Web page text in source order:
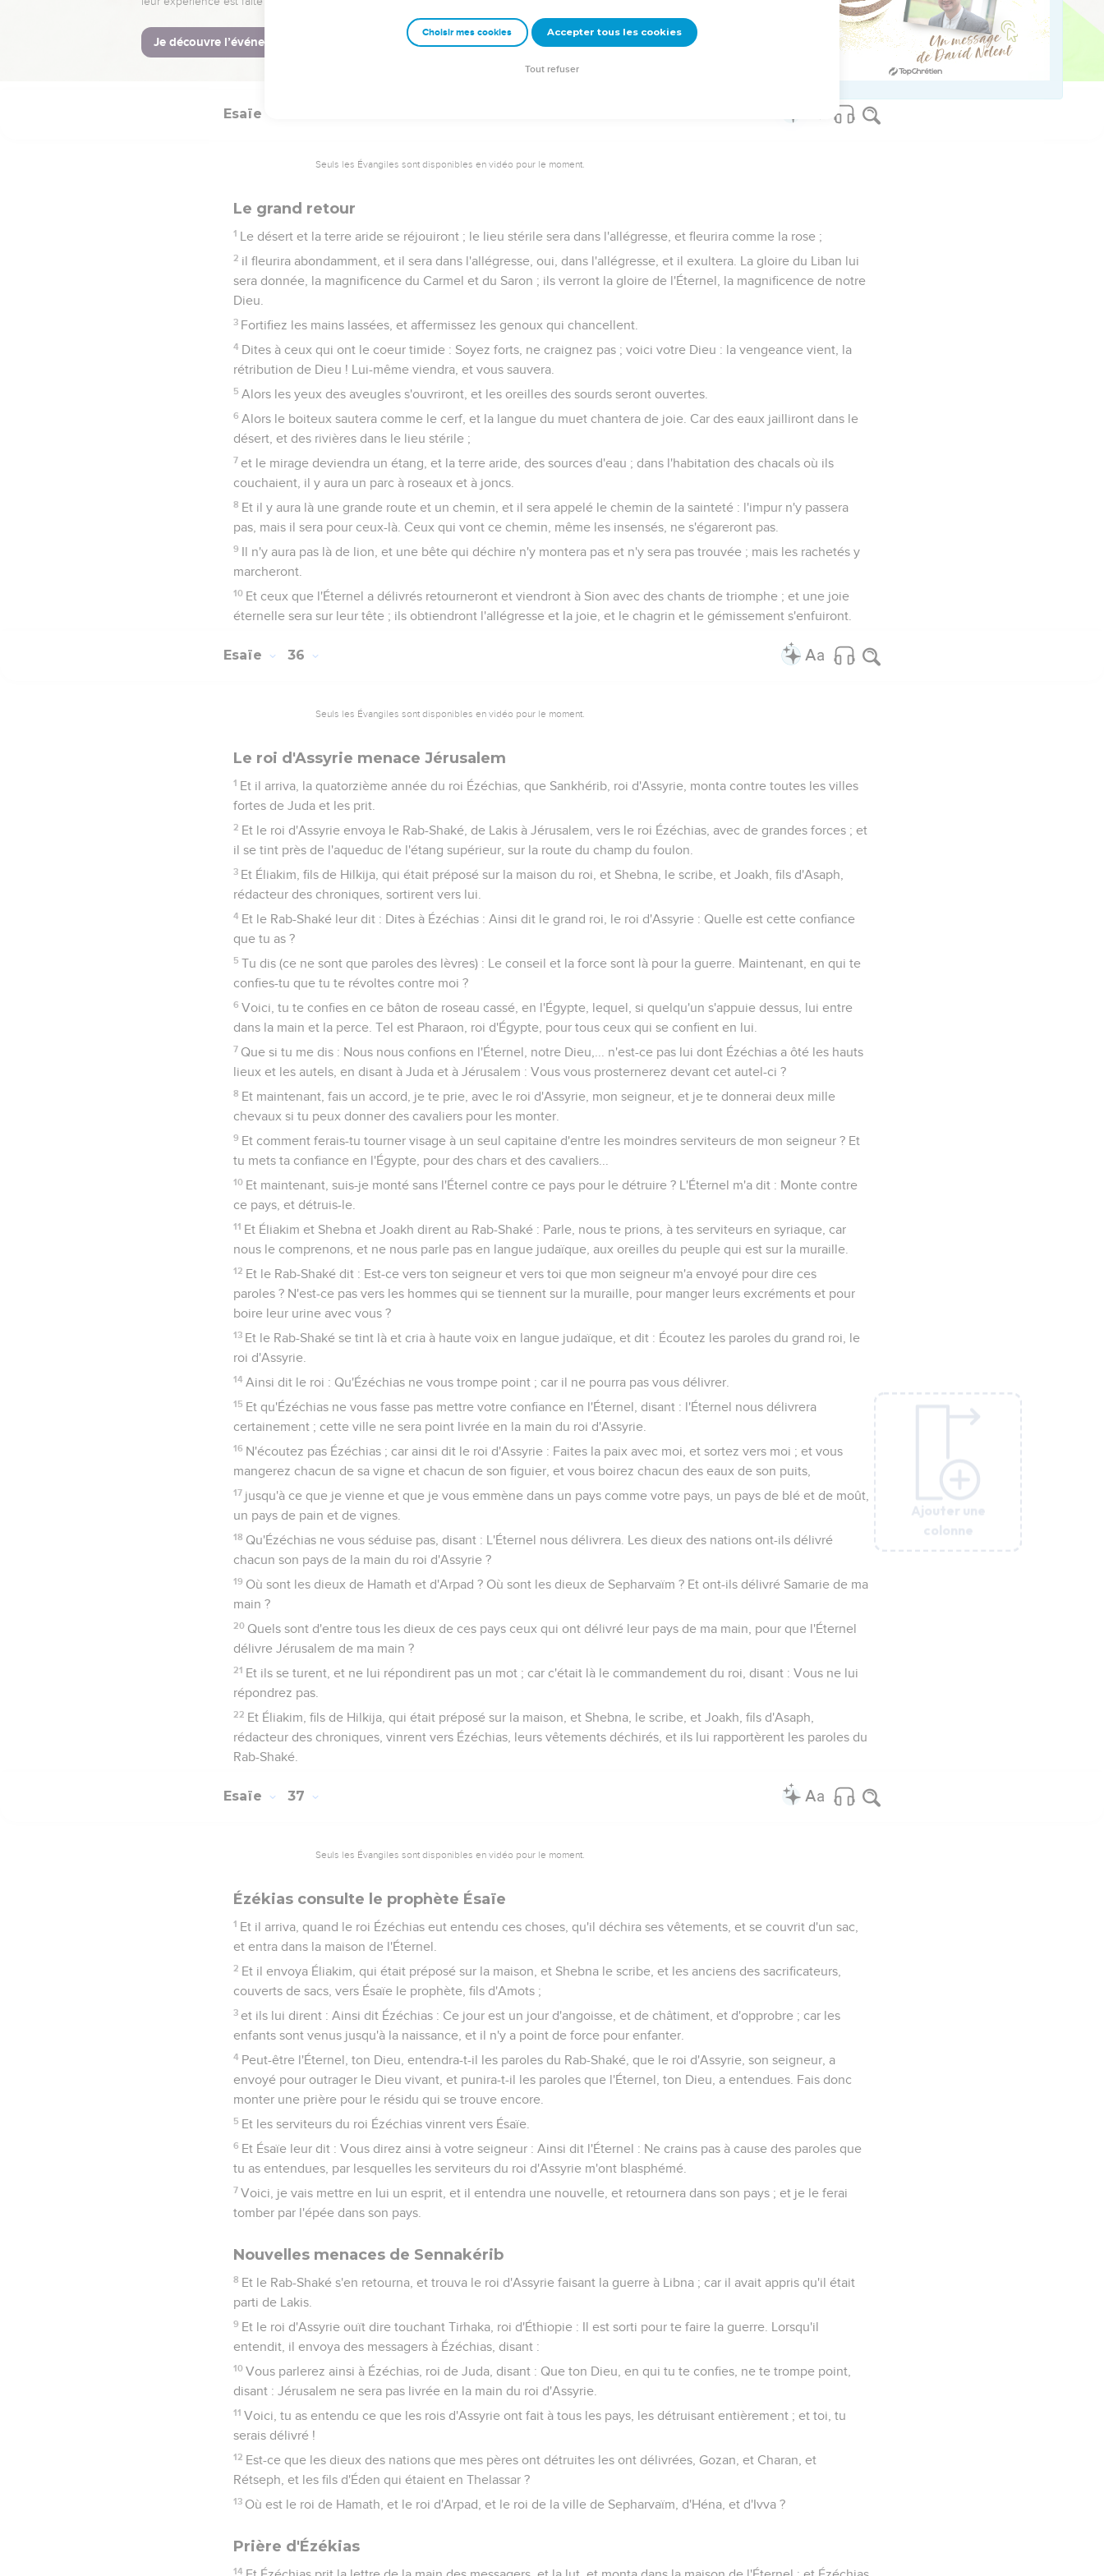
ma bouche l'a commandé, et mon Esprit les a rassemblés.
17 Et Lui a jeté le sort pour eux, et sa main leur a partagé le pays au cordeau : ils le posséderont pour toujours ;
Ajouter une
colonne
Esaïe
Seuls les Évangiles sont disponibles en vidéo pour le moment.
Le grand retour
1 Le désert et la terre aride se réjouiront ; le lieu stérile sera dans l'allégresse, et fleurira comme la rose ;
2 il fleurira abondamment, et il sera dans l'allégresse, oui, dans l'allégresse, et il exultera. La gloire du Liban lui
sera donnée, la magnificence du Carmel et du Saron ; ils verront la gloire de l'Éternel, la magnificence de notre
Dieu.
3 Fortifiez les mains lassées, et affermissez les genoux qui chancellent.
4 Dites à ceux qui ont le coeur timide : Soyez forts, ne craignez pas ; voici votre Dieu : la vengeance vient, la
rétribution de Dieu ! Lui-même viendra, et vous sauvera.
5 Alors les yeux des aveugles s'ouvriront, et les oreilles des sourds seront ouvertes.
6 Alors le boiteux sautera comme le cerf, et la langue du muet chantera de joie. Car des eaux jailliront dans le
désert, et des rivières dans le lieu stérile ;
7 et le mirage deviendra un étang, et la terre aride, des sources d'eau ; dans l'habitation des chacals où ils
couchaient, il y aura un parc à roseaux et à joncs.
8 Et il y aura là une grande route et un chemin, et il sera appelé le chemin de la sainteté : l'impur n'y passera
pas, mais il sera pour ceux-là. Ceux qui vont ce chemin, même les insensés, ne s'égareront pas.
9 Il n'y aura pas là de lion, et une bête qui déchire n'y montera pas et n'y sera pas trouvée ; mais les rachetés y
marcheront.
10 Et ceux que l'Éternel a délivrés retourneront et viendront à Sion avec des chants de triomphe ; et une joie
éternelle sera sur leur tête ; ils obtiendront l'allégresse et la joie, et le chagrin et le gémissement s'enfuiront.
Ajouter une
colonne
Esaïe 36
Seuls les Évangiles sont disponibles en vidéo pour le moment.
Le roi d'Assyrie menace Jérusalem
1 Et il arriva, la quatorzième année du roi Ézéchias, que Sankhérib, roi d'Assyrie, monta contre toutes les villes
fortes de Juda et les prit.
2 Et le roi d'Assyrie envoya le Rab-Shaké, de Lakis à Jérusalem, vers le roi Ézéchias, avec de grandes forces ; et
il se tint près de l'aqueduc de l'étang supérieur, sur la route du champ du foulon.
3 Et Éliakim, fils de Hilkija, qui était préposé sur la maison du roi, et Shebna, le scribe, et Joakh, fils d'Asaph,
rédacteur des chroniques, sortirent vers lui.
4 Et le Rab-Shaké leur dit : Dites à Ézéchias : Ainsi dit le grand roi, le roi d'Assyrie : Quelle est cette confiance
que tu as ?
5 Tu dis (ce ne sont que paroles des lèvres) : Le conseil et la force sont là pour la guerre. Maintenant, en qui te
confies-tu que tu te révoltes contre moi ?
6 Voici, tu te confies en ce bâton de roseau cassé, en l'Égypte, lequel, si quelqu'un s'appuie dessus, lui entre
dans la main et la perce. Tel est Pharaon, roi d'Égypte, pour tous ceux qui se confient en lui.
7 Que si tu me dis : Nous nous confions en l'Éternel, notre Dieu,... n'est-ce pas lui dont Ézéchias a ôté les hauts
lieux et les autels, en disant à Juda et à Jérusalem : Vous vous prosternerez devant cet autel-ci ?
8 Et maintenant, fais un accord, je te prie, avec le roi d'Assyrie, mon seigneur, et je te donnerai deux mille
chevaux si tu peux donner des cavaliers pour les monter.
9 Et comment ferais-tu tourner visage à un seul capitaine d'entre les moindres serviteurs de mon seigneur ? Et
tu mets ta confiance en l'Égypte, pour des chars et des cavaliers...
10 Et maintenant, suis-je monté sans l'Éternel contre ce pays pour le détruire ? L'Éternel m'a dit : Monte contre
ce pays, et détruis-le.
11 Et Éliakim et Shebna et Joakh dirent au Rab-Shaké : Parle, nous te prions, à tes serviteurs en syriaque, car
nous le comprenons, et ne nous parle pas en langue judaïque, aux oreilles du peuple qui est sur la muraille.
12 Et le Rab-Shaké dit : Est-ce vers ton seigneur et vers toi que mon seigneur m'a envoyé pour dire ces
paroles ? N'est-ce pas vers les hommes qui se tiennent sur la muraille, pour manger leurs excréments et pour
boire leur urine avec vous ?
13 Et le Rab-Shaké se tint là et cria à haute voix en langue judaïque, et dit : Écoutez les paroles du grand roi, le
roi d'Assyrie.
14 Ainsi dit le roi : Qu'Ézéchias ne vous trompe point ; car il ne pourra pas vous délivrer.
15 Et qu'Ézéchias ne vous fasse pas mettre votre confiance en l'Éternel, disant : l'Éternel nous délivrera
certainement ; cette ville ne sera point livrée en la main du roi d'Assyrie.
16 N'écoutez pas Ézéchias ; car ainsi dit le roi d'Assyrie : Faites la paix avec moi, et sortez vers moi ; et vous
mangerez chacun de sa vigne et chacun de son figuier, et vous boirez chacun des eaux de son puits,
17 jusqu'à ce que je vienne et que je vous emmène dans un pays comme votre pays, un pays de blé et de moût,
un pays de pain et de vignes.
18 Qu'Ézéchias ne vous séduise pas, disant : L'Éternel nous délivrera. Les dieux des nations ont-ils délivré
chacun son pays de la main du roi d'Assyrie ?
19 Où sont les dieux de Hamath et d'Arpad ? Où sont les dieux de Sepharvaïm ? Et ont-ils délivré Samarie de ma
main ?
20 Quels sont d'entre tous les dieux de ces pays ceux qui ont délivré leur pays de ma main, pour que l'Éternel
délivre Jérusalem de ma main ?
21 Et ils se turent, et ne lui répondirent pas un mot ; car c'était là le commandement du roi, disant : Vous ne lui
répondrez pas.
22 Et Éliakim, fils de Hilkija, qui était préposé sur la maison, et Shebna, le scribe, et Joakh, fils d'Asaph,
rédacteur des chroniques, vinrent vers Ézéchias, leurs vêtements déchirés, et ils lui rapportèrent les paroles du
Rab-Shaké.
Ajouter une
colonne
Esaïe 37
Seuls les Évangiles sont disponibles en vidéo pour le moment.
Ézékias consulte le prophète Ésaïe
1 Et il arriva, quand le roi Ézéchias eut entendu ces choses, qu'il déchira ses vêtements, et se couvrit d'un sac,
et entra dans la maison de l'Éternel.
2 Et il envoya Éliakim, qui était préposé sur la maison, et Shebna le scribe, et les anciens des sacrificateurs,
couverts de sacs, vers Ésaïe le prophète, fils d'Amots ;
3 et ils lui dirent : Ainsi dit Ézéchias : Ce jour est un jour d'angoisse, et de châtiment, et d'opprobre ; car les
enfants sont venus jusqu'à la naissance, et il n'y a point de force pour enfanter.
4 Peut-être l'Éternel, ton Dieu, entendra-t-il les paroles du Rab-Shaké, que le roi d'Assyrie, son seigneur, a
envoyé pour outrager le Dieu vivant, et punira-t-il les paroles que l'Éternel, ton Dieu, a entendues. Fais donc
monter une prière pour le résidu qui se trouve encore.
5 Et les serviteurs du roi Ézéchias vinrent vers Ésaïe.
6 Et Ésaïe leur dit : Vous direz ainsi à votre seigneur : Ainsi dit l'Éternel : Ne crains pas à cause des paroles que
tu as entendues, par lesquelles les serviteurs du roi d'Assyrie m'ont blasphémé.
7 Voici, je vais mettre en lui un esprit, et il entendra une nouvelle, et retournera dans son pays ; et je le ferai
tomber par l'épée dans son pays.
Nouvelles menaces de Sennakérib
8 Et le Rab-Shaké s'en retourna, et trouva le roi d'Assyrie faisant la guerre à Libna ; car il avait appris qu'il était
parti de Lakis.
9 Et le roi d'Assyrie ouït dire touchant Tirhaka, roi d'Éthiopie : Il est sorti pour te faire la guerre. Lorsqu'il
entendit, il envoya des messagers à Ézéchias, disant :
10 Vous parlerez ainsi à Ézéchias, roi de Juda, disant : Que ton Dieu, en qui tu te confies, ne te trompe point,
disant : Jérusalem ne sera pas livrée en la main du roi d'Assyrie.
11 Voici, tu as entendu ce que les rois d'Assyrie ont fait à tous les pays, les détruisant entièrement ; et toi, tu
serais délivré !
12 Est-ce que les dieux des nations que mes pères ont détruites les ont délivrées, Gozan, et Charan, et
Rétseph, et les fils d'Éden qui étaient en Thelassar ?
13 Où est le roi de Hamath, et le roi d'Arpad, et le roi de la ville de Sepharvaïm, d'Héna, et d'Ivva ?
Prière d'Ézékias
14
Ajouter une
colonne
Ajouter une
colonne
Ajouter une
colonne
Choisir mes cookies Accepter tous les cookies
Tout refuser